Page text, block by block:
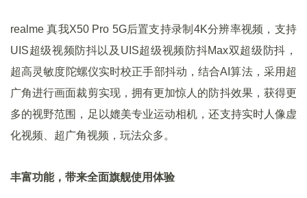
realme 真我X50 Pro 5G后置支持录制4K分辨率视频，支持
UIS超级视频防抖以及UIS超级视频防抖Max双超级防抖，
超高灵敏度陀螺仪实时校正手部抖动，结合AI算法，采用超
广角进行画面裁剪实现，拥有更加惊人的防抖效果，获得更
多的视野范围，足以媲美专业运动相机，还支持实时人像虚
化视频、超广角视频，玩法众多。
丰富功能，带来全面旗舰使用体验